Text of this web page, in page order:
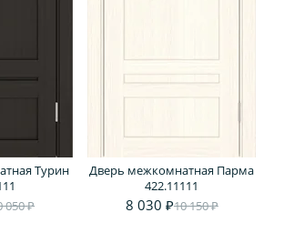
Турин
050 ₽
Дверь межкомнатная Парма
422.11111
8 030 ₽10 150 ₽